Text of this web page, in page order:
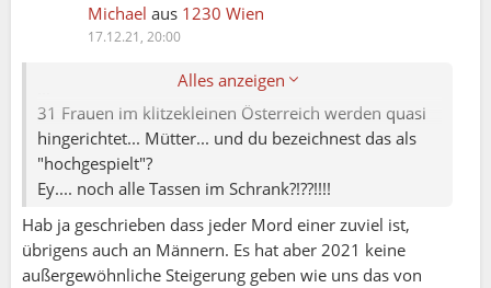
Michael aus 1230 Wien
17.12.21, 20:00
Alles anzeigen
5 amerikanische Soldaten (!!!) sterben im Kampf
die ganze Welt soll tagelang trauern und sich
31 Frauen im klitzekleinen Österreich werden quasi
hingerichtet... Mütter... und du bezeichnest das als
"hochgespielt"?
Ey.... noch alle Tassen im Schrank?!??!!!!
Hab ja geschrieben dass jeder Mord einer zuviel ist,
übrigens auch an Männern. Es hat aber 2021 keine
außergewöhnliche Steigerung geben wie uns das von